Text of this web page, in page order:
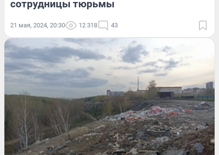
сотрудницы тюрьмы
21 мая, 2024, 20:30 12 318 43